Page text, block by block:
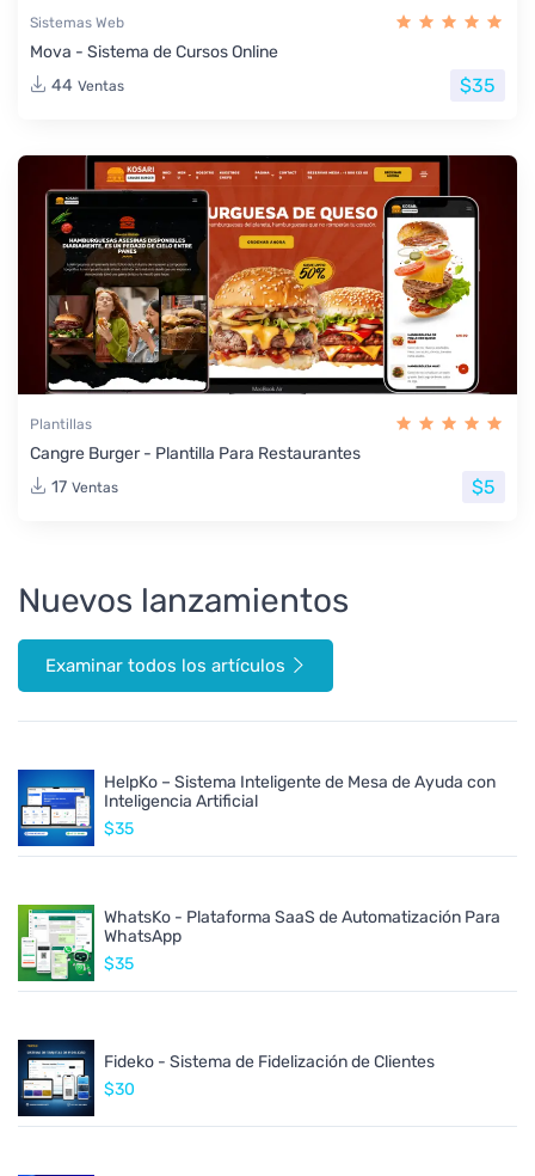
Sistemas Web
Mova - Sistema de Cursos Online
44 Ventas $35
Plantillas
Cangre Burger - Plantilla Para Restaurantes
17 Ventas $5
Nuevos lanzamientos
Examinar todos los artículos
HelpKo – Sistema Inteligente de Mesa de Ayuda con
Inteligencia Artificial
$35
WhatsKo - Plataforma SaaS de Automatización Para
WhatsApp
$35
Fideko - Sistema de Fidelización de Clientes
$30